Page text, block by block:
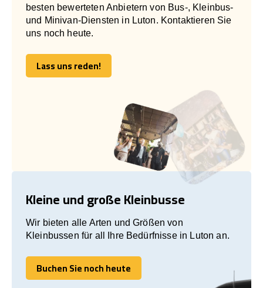
besten bewerteten Anbietern von Bus-, Kleinbus-
und Minivan-Diensten in Luton. Kontaktieren Sie
uns noch heute.
Lass uns reden!
Lass uns reden!
Kleine und große Kleinbusse
Wir bieten alle Arten und Größen von
Kleinbussen für all Ihre Bedürfnisse in Luton an.
Buchen Sie noch heute
Buchen Sie noch heute